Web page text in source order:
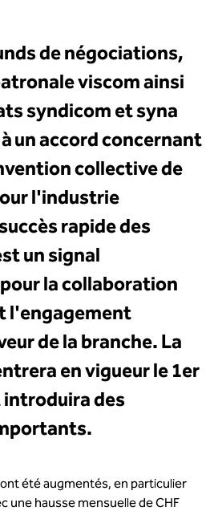
de négociations,
viscom ainsi
syndicom et syna
un accord concernant
collective de
l'industrie
rapide des
un signal
la collaboration
l'engagement
de la branche. La
en vigueur le 1er
introduira des
été augmentés, en particulier
une hausse mensuelle de CHF